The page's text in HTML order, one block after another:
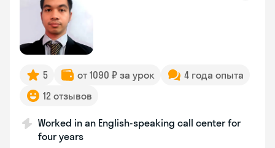
5 от 1090 ₽ за урок
4 года опыта
12 отзывов
Worked in an English-speaking call center for
four years